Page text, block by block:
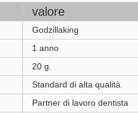
valore
Godzillaking
1 anno
20 g.
Standard di alta qualità
Partner di lavoro dentista